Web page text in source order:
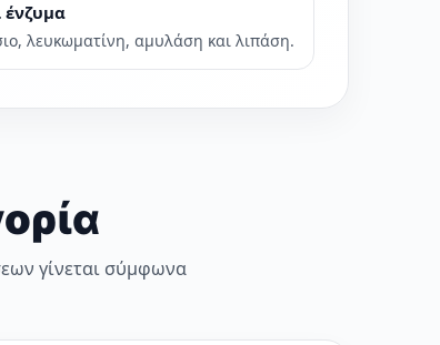
ένζυμα
λευκωματίνη, αμυλάση και λιπάση.
γίνεται σύμφωνα